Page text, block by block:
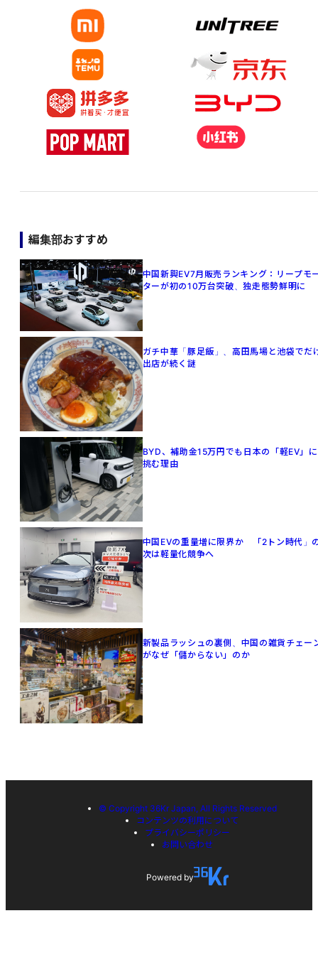
編集部おすすめ
中国新興EV7月販売ランキング：リープモ
ターが初の10万台突破、独走態勢鮮明に
ガチ中華「豚足飯」、高田馬場と池袋でだ
出店が続く謎
BYD、補助金15万円でも日本の「軽EV」に
挑む理由
中国EVの重量増に限界か 「2トン時代」
次は軽量化競争へ
新製品ラッシュの裏側、中国の雑貨チェー
がなぜ「儲からない」のか
© Copyright 36Kr Japan, All Rights Reserved
コンテンツの利用について
プライバシーポリシー
お問い合わせ
Powered by